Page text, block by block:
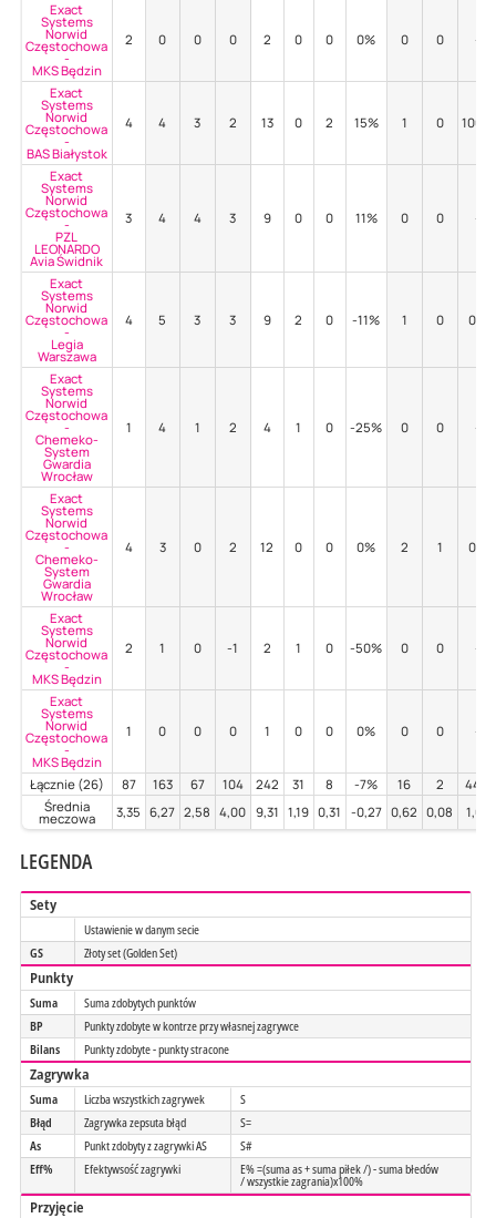
Exact
Systems
Norwid
Częstochowa
-
MKS Będzin
2 0 0 0 2 0 0 0% 0 0 -
Exact
Systems
Norwid
Częstochowa
-
BAS Białystok
4 4 3 2 13 0 2 15% 1 0 100%
Exact
Systems
Norwid
Częstochowa
-
PZL
LEONARDO
Avia Świdnik
3 4 4 3 9 0 0 11% 0 0 -
Exact
Systems
Norwid
Częstochowa
-
Legia
Warszawa
4 5 3 3 9 2 0 -11% 1 0 0%
Exact
Systems
Norwid
Częstochowa
-
Chemeko-
System
Gwardia
Wrocław
1 4 1 2 4 1 0 -25% 0 0 -
Exact
Systems
Norwid
Częstochowa
-
Chemeko-
System
Gwardia
Wrocław
4 3 0 2 12 0 0 0% 2 1 0%
Exact
Systems
Norwid
Częstochowa
-
MKS Będzin
2 1 0 -1 2 1 0 -50% 0 0 -
Exact
Systems
Norwid
Częstochowa
-
MKS Będzin
1 0 0 0 1 0 0 0% 0 0 -
Łącznie (26) 87 163 67 104 242 31 8 -7% 16 2
44%
Średnia
meczowa 3,35 6,27 2,58 4,00 9,31 1,19 0,31 -0,27 0,62 0,08 1,68
LEGENDA
Sety
Ustawienie w danym secie
GS
Złoty set (Golden Set)
Punkty
Suma
Suma zdobytych punktów
BP
Punkty zdobyte w kontrze przy własnej zagrywce
Bilans
Punkty zdobyte - punkty stracone
Zagrywka
Suma Liczba wszystkich zagrywek
S
Błąd
Zagrywka zepsuta błąd
S=
As
Punkt zdobyty z zagrywki AS
S#
Eff%
Efektywsość zagrywki E% =(suma as + suma piłek /) - suma błedów
/ wszystkie zagrania)x100%
Przyjęcie